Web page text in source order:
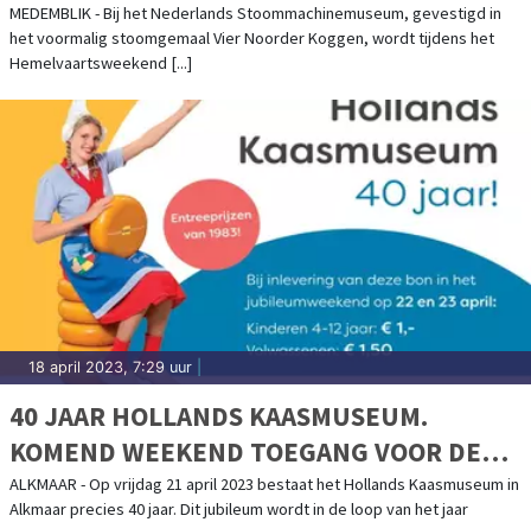
MEDEMBLIK - Bij het Nederlands Stoommachinemuseum, gevestigd in
het voormalig stoomgemaal Vier Noorder Koggen, wordt tijdens het
Hemelvaartsweekend [...]
18 april 2023, 7:29 uur
40 JAAR HOLLANDS KAASMUSEUM.
KOMEND WEEKEND TOEGANG VOOR DE
PRIJZEN VAN 1983
ALKMAAR - Op vrijdag 21 april 2023 bestaat het Hollands Kaasmuseum in
Alkmaar precies 40 jaar. Dit jubileum wordt in de loop van het jaar